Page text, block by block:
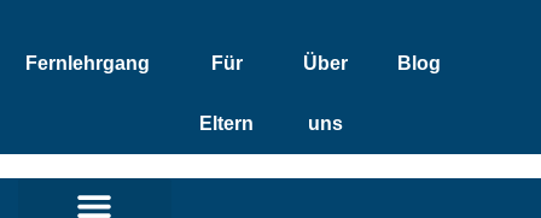
Fernlehrgang Für
Eltern
Über
uns
Blog